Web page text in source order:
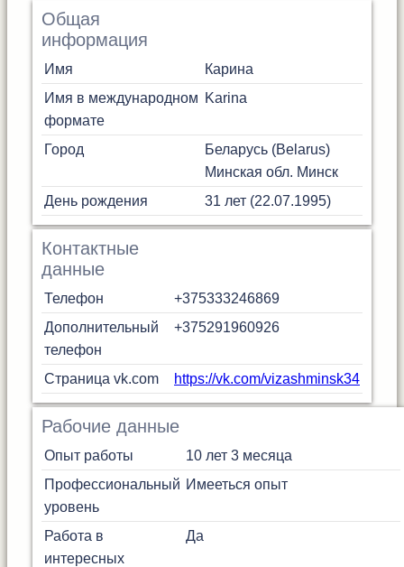
Общая
информация
Имя
Карина
Имя в международном
формате
Karina
Город
Беларусь (Belarus)
Минская обл. Минск
День рождения
31 лет (22.07.1995)
Контактные
данные
Телефон
+375333246869
Дополнительный
телефон
+375291960926
Страница vk.com https://vk.com/vizashminsk34
Рабочие данные
Опыт работы
10 лет 3 месяца
Профессиональный
уровень
Имееться опыт
Работа в
интересных
Да